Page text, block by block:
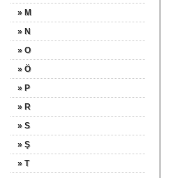
» M
» N
» O
» Ö
» P
» R
» S
» Ş
» T